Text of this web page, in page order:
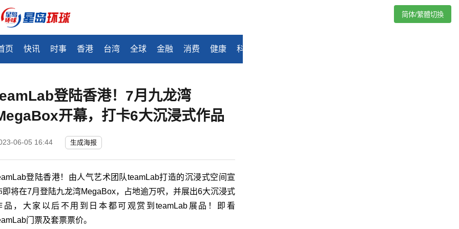
页 快讯 时事 香港 台湾 全球 金融 消费 健康 科技
简体/繁體切換
登陆香港！7月九龙湾
开幕，打卡6大沉浸式作品
06-05 16:44 生成海报
登陆香港！由人气艺术团队teamLab打造的沉浸式空间宣
即将在7月登陆九龙湾MegaBox，占地逾万呎，并展出6大沉浸式
品，大家以后不用到日本都可观赏到teamLab展品！即看
门票及套票票价。